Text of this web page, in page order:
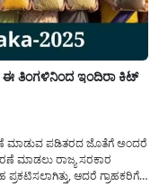
ಈ ತಿಂಗಳಿನಿಂದ ಇಂದಿರಾ ಕಿಟ್‌
ಮಾಡುವ ಪಡಿತರದ ಜೊತೆಗೆ ಅಂದರೆ
ಮಾಡಲು ರಾಜ್ಯ ಸರಕಾರ
ಆದರೆ ಗ್ರಾಹಕರಿಗೆ